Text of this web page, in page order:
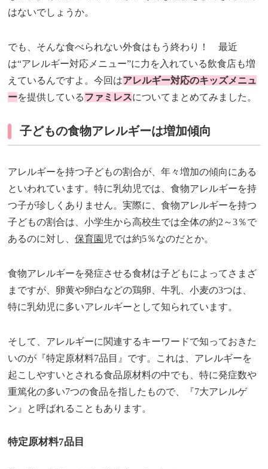
はないでしょうか。
でも、そんな食べられない外食はもう終わり！ 最近
は“アレルギー対応メニュー”に力を入れている飲食店も増
えているんですよ。今回はアレルギー対応のキッズメニュ
ーを提供しているファミレスについてまとめてみました。
子どもの食物アレルギーは増加傾向
アレルギーを持つ子どもの割合が、年々増加の傾向にある
といわれています。特に乳幼児では、食物アレルギーを持
つ子が珍しくありません。実際に、食物アレルギーを持つ
子どもの割合は、小学生から高校生では全体の約2～3％で
あるのに対し、保育園 児では約5％なのだとか。
食物アレルギーを発症させる食材は子どもによってさまざ
まですが、卵黄や卵白などの鶏卵、牛乳、小麦の3つは、
特に乳幼児に多いアレルギーとして知られています。
そして、アレルギーに関連するキーワードで知っておきた
いのが『特定原材料7品目』です。これは、アレルギーを
起こしやすいとされる食品原材料の中でも、特に発症数や
重篤化の多い7つの食品を指したもので、『7大アレルゲ
ン』と呼ばれることもあります。
特定原材料7品目